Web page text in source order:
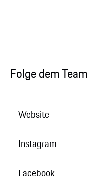
Folge dem Team
Website
Instagram
Facebook